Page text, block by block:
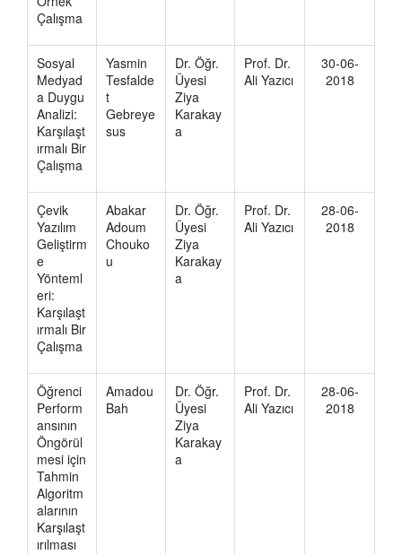
Çalışma
Sosyal
Medyad
a Duygu
Analizi:
Karşılaşt
ırmalı Bir
Çalışma
Yasmin
Tesfalde
t
Gebreye
sus
Dr. Öğr.
Üyesi
Ziya
Karakay
a
Prof. Dr.
Ali Yazıcı
30-06-
2018
Çevik
Yazılım
Geliştirm
e
Yönteml
eri:
Karşılaşt
ırmalı Bir
Çalışma
Abakar
Adoum
Chouko
u
Dr. Öğr.
Üyesi
Ziya
Karakay
a
Prof. Dr.
Ali Yazıcı
28-06-
2018
Öğrenci
Perform
ansının
Öngörül
mesi için
Tahmin
Algoritm
alarının
Karşılaşt
ırılması
Amadou
Bah
Dr. Öğr.
Üyesi
Ziya
Karakay
a
Prof. Dr.
Ali Yazıcı
28-06-
2018